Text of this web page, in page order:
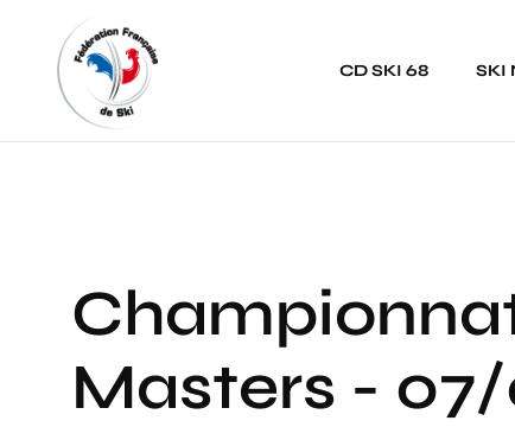
CD SKI 68 SKI
Masters -